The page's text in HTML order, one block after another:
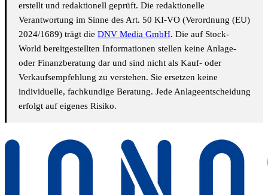
erstellt und redaktionell geprüft. Die redaktionelle
Verantwortung im Sinne des Art. 50 KI-VO (Verordnung (EU)
2024/1689) trägt die DNV Media GmbH. Die auf Stock-
World bereitgestellten Informationen stellen keine Anlage-
oder Finanzberatung dar und sind nicht als Kauf- oder
Verkaufsempfehlung zu verstehen. Sie ersetzen keine
individuelle, fachkundige Beratung. Jede Anlageentscheidung
erfolgt auf eigenes Risiko.